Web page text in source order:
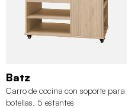
Batz
Carro de cocina con soporte para
botellas, 5 estantes